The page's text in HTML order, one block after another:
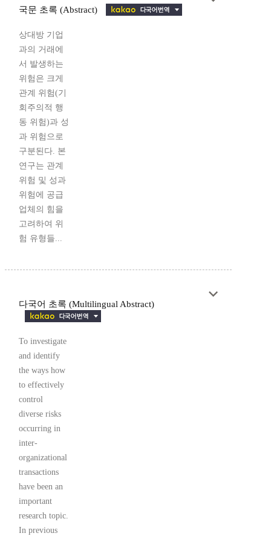
국문 초록 (Abstract)
상대방 기업
과의 거래에
서 발생하는
위험은 크게
관계 위험(기
회주의적 행
동 위험)과 성
과 위험으로
구분된다. 본
연구는 관계
위험 및 성과
위험에 공급
업체의 힘을
고려하여 위
험 유형들...
다국어 초록 (Multilingual Abstract)
To investigate
and identify
the ways how
to effectively
control
diverse risks
occurring in
inter-
organizational
transactions
have been an
important
research topic.
In previous